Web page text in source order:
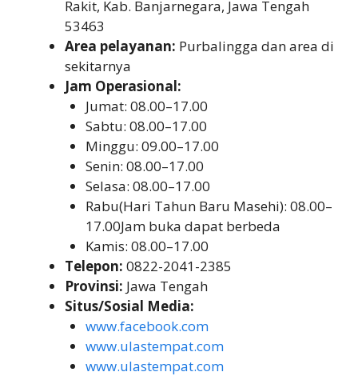
Rakit, Kab. Banjarnegara, Jawa Tengah
53463
Area pelayanan: Purbalingga dan area di
sekitarnya
Jam Operasional:
Jumat: 08.00–17.00
Sabtu: 08.00–17.00
Minggu: 09.00–17.00
Senin: 08.00–17.00
Selasa: 08.00–17.00
Rabu(Hari Tahun Baru Masehi): 08.00–
17.00Jam buka dapat berbeda
Kamis: 08.00–17.00
Telepon: 0822-2041-2385
Provinsi: Jawa Tengah
Situs/Sosial Media:
www.facebook.com
www.ulastempat.com
www.ulastempat.com